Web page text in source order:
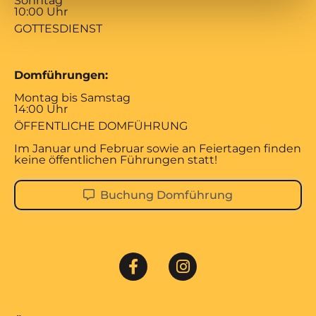
10:00 Uhr
GOTTESDIENST
Domführungen:
Montag bis Samstag
14:00 Uhr
ÖFFENTLICHE DOMFÜHRUNG
Im Januar und Februar sowie an Feiertagen finden
keine öffentlichen Führungen statt!
Buchung Domführung